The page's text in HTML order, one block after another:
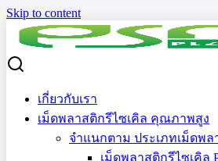
Skip to content
เกี่ยวกับเรา
เม็ดพลาสติกรีไซเคิล คุณภาพสูง
จำแนกตาม ประเภทเม็ดพล
เม็ดพลาสติกรีไซเคิล
Search for:
ผลกระทบ EPR